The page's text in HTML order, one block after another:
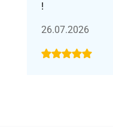
!
26.07.2026